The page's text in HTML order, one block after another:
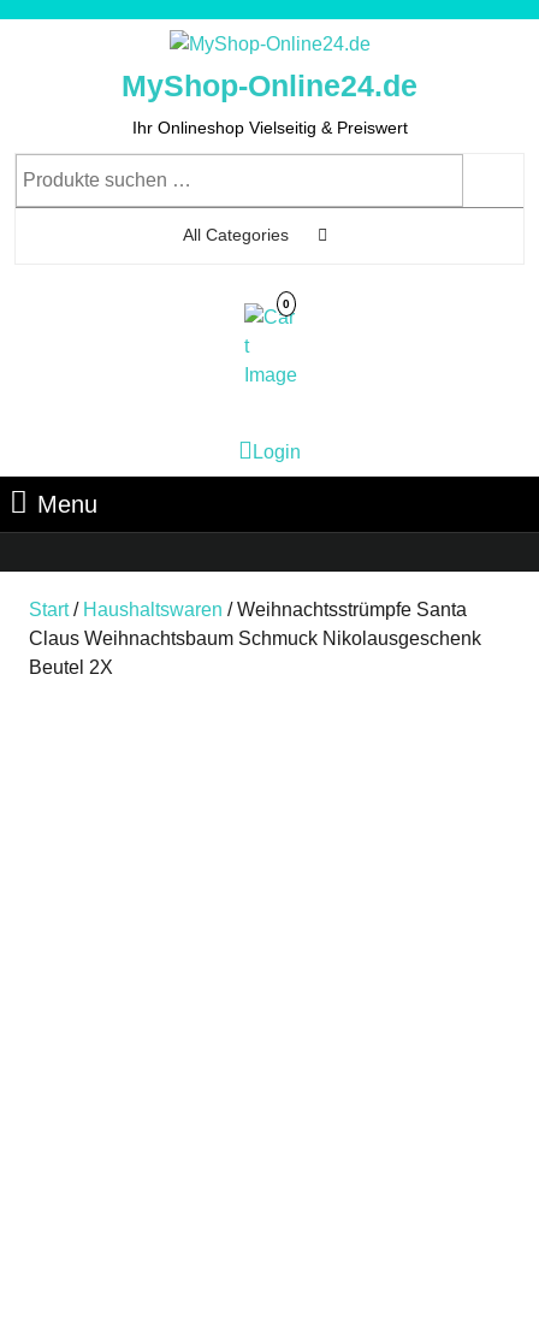
MyShop-Online24.de
Ihr Onlineshop Vielseitig & Preiswert
All Categories
0
Login
Menu
Start/ Haushaltswaren / Weihnachtsstrümpfe Santa
Claus Weihnachtsbaum Schmuck Nikolausgeschenk
Beutel 2X